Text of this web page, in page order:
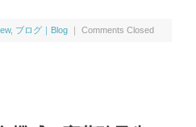
, ブログ｜Blog ｜ Comments Closed